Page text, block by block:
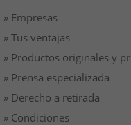
» Empresas
» Tus ventajas
» Productos originales y
» Prensa especializada
» Derecho a retirada
» Condiciones